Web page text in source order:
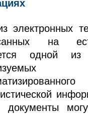
электронных
на
одной
документы